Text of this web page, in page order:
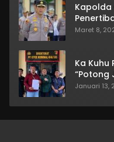
Maret 8,
Ka Kuhu
“Potong
Januari 13,